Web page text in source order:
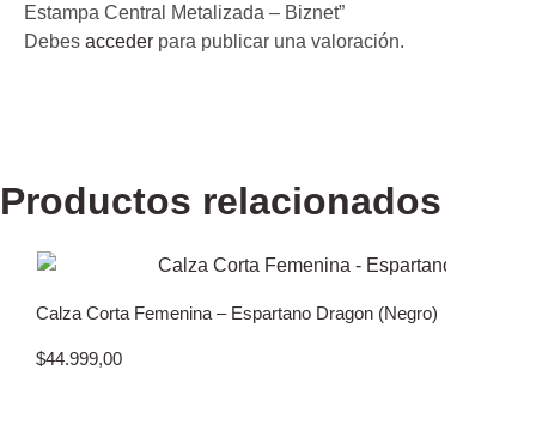
Estampa Central Metalizada – Biznet”
Debes acceder para publicar una valoración.
Productos relacionados
Calza Corta Femenina – Espartano Dragon (Negro)
$44.999,00